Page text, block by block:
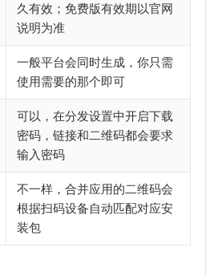
久有效；免费版有效期以官网
说明为准
一般平台会同时生成，你只需
使用需要的那个即可
可以，在分发设置中开启下载
密码，链接和二维码都会要求
输入密码
不一样，合并应用的二维码会
根据扫码设备自动匹配对应安
装包